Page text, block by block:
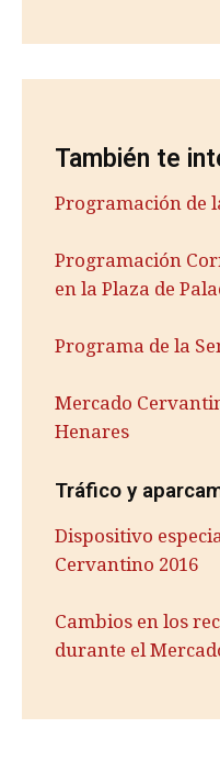
También te
Programación de
Programación
en la Plaza de
Programa de la
Mercado
Henares
Tráfico y
Dispositivo
Cervantino 2016
Cambios en los
durante el